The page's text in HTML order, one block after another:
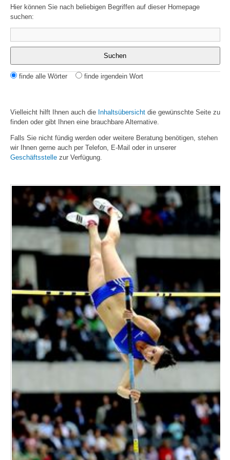
Hier können Sie nach beliebigen Begriffen auf dieser Homepage
suchen:
Suchen
Optionen
finde alle Wörter finde irgendein Wort
Vielleicht hilft Ihnen auch die Inhaltsübersichtdie gewünschte Seite zu
finden oder gibt Ihnen eine brauchbare Alternative.
Falls Sie nicht fündig werden oder weitere Beratung benötigen, stehen
wir Ihnen gerne auch per Telefon, E-Mail oder in unserer
Geschäftsstellezur Verfügung.